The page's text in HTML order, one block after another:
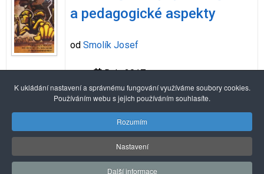
a pedagogické aspekty
od Smolík Josef
Rok: 2017
Alexandria Book Library
© 2026 Pražské centrum primární prevence
K ukládání nastavení a správnému fungování využíváme soubory cookies.
Používáním webu s jejich používáním souhlasíte.
Rozumím
Nastavení
Další informace